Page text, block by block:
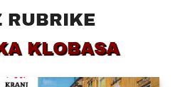
RUBRIKE
KLOBASA